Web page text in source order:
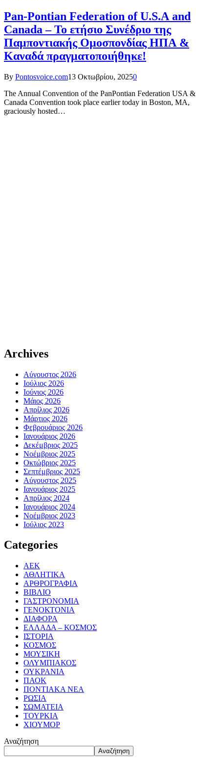
Pan-Pontian Federation of U.S.A and
Canada – Το ετήσιο Συνέδριο της
Παμποντιακής Ομοσπονδίας ΗΠΑ &
Καναδά πραγματοποιήθηκε!
By Pontosvoice.com13 Οκτωβρίου, 20250
The Annual Convention of the PanPontian Federation USA &
Canada Convention took place earlier today in Boston, MA,
graciously hosted…
Archives
Αύγουστος 2026
Ιούλιος 2026
Ιούνιος 2026
Μάιος 2026
Απρίλιος 2026
Μάρτιος 2026
Φεβρουάριος 2026
Ιανουάριος 2026
Δεκέμβριος 2025
Νοέμβριος 2025
Οκτώβριος 2025
Σεπτέμβριος 2025
Αύγουστος 2025
Ιανουάριος 2025
Απρίλιος 2024
Ιανουάριος 2024
Νοέμβριος 2023
Ιούλιος 2023
Categories
ΑΕΚ
ΑΘΛΗΤΙΚΑ
ΑΡΘΡΟΓΡΑΦΙΑ
ΒΙΒΛΙΟ
ΓΑΣΤΡΟΝΟΜΙΑ
ΓΕΝΟΚΤΟΝΙΑ
ΔΙΑΦΟΡΑ
ΕΛΛΑΔΑ – ΚΟΣΜΟΣ
ΙΣΤΟΡΙΑ
ΚΟΣΜΟΣ
ΜΟΥΣΙΚΗ
ΟΛΥΜΠΙΑΚΟΣ
ΟΥΚΡΑΝΙΑ
ΠΑΟΚ
ΠΟΝΤΙΑΚΑ ΝΕΑ
ΡΩΣΙΑ
ΣΩΜΑΤΕΙΑ
ΤΟΥΡΚΙΑ
ΧΙΟΥΜΟΡ
Αναζήτηση
Αναζήτηση